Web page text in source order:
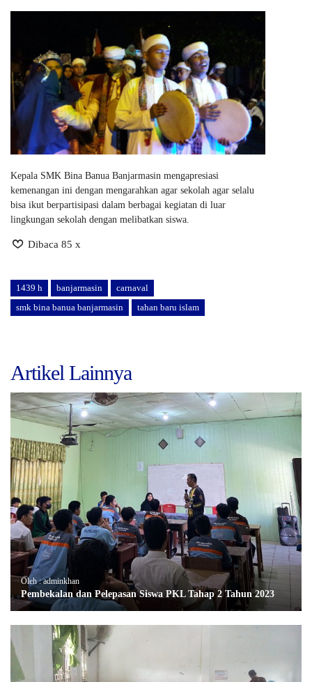
Kepala SMK Bina Banua Banjarmasin mengapresiasi
kemenangan ini dengan mengarahkan agar sekolah agar selalu
bisa ikut berpartisipasi dalam berbagai kegiatan di luar
lingkungan sekolah dengan melibatkan siswa.
Dibaca 85 x
1439 h banjarmasin
carnaval
smk bina banua banjarmasin
tahan baru islam
Artikel Lainnya
Oleh : adminkhan
Pembekalan dan Pelepasan Siswa PKL Tahap 2 Tahun 2023